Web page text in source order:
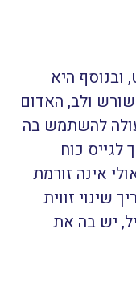
ובנוסף היא
ולב, האדום
להשתמש בה
כוח
אינה זורמת
שינוי זווית
יש בה את